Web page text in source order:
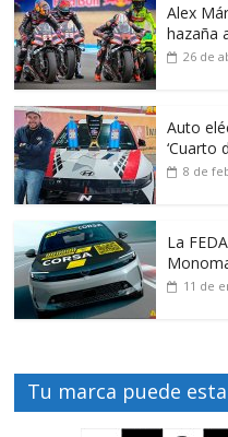
Alex
hazaña
26 de
Auto
‘Cuarto
8 de
La
11 de
Tu marca puede